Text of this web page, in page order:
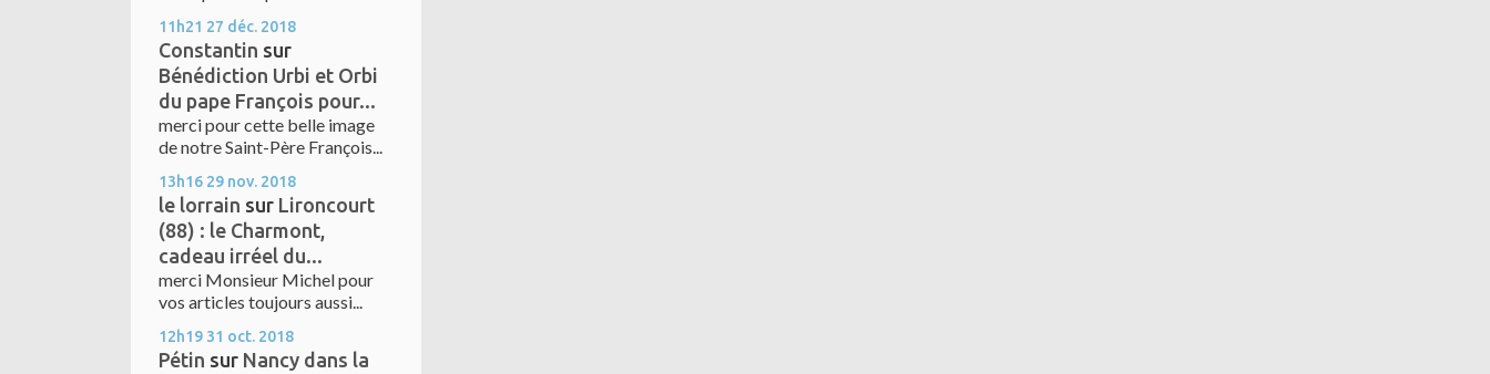
11h21 27 déc. 2018
Constantin sur
Bénédiction Urbi et Orbi
du pape François pour...
merci pour cette belle image
de notre Saint-Père François...
13h16 29 nov. 2018
le lorrain sur Lironcourt
(88) : le Charmont,
cadeau irréel du...
merci Monsieur Michel pour
vos articles toujours aussi...
12h19 31 oct. 2018
Pétin sur Nancy dans la